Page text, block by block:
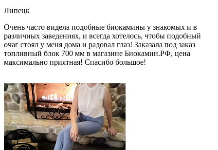
Липецк
Очень часто видела подобные биокамины у знакомых и в
различных заведениях, и всегда хотелось, чтобы подобный
очаг стоял у меня дома и радовал глаз! Заказала под заказ
топливный блок 700 мм в магазине Биокамин.РФ, цена
максимально приятная! Спасибо большое!